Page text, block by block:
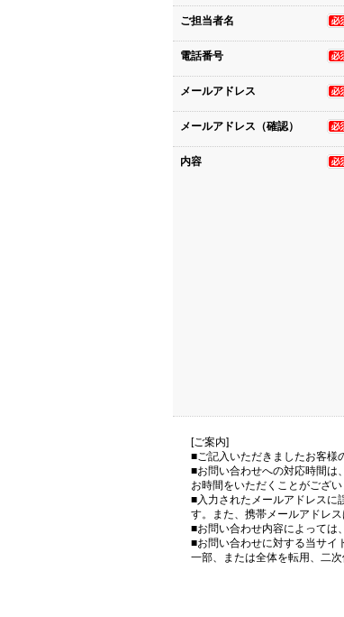
ご担当者名
電話番号
メールアドレス
メールアドレス（確認）
内容
[ご案内]
■ご記入いただきましたお客様
■お問い合わせへの対応時間は
お時間をいただくことがござい
■入力されたメールアドレスに
す。また、携帯メールアドレ
■お問い合わせ内容によっては
■お問い合わせに対する当サイ
一部、または全体を転用、二